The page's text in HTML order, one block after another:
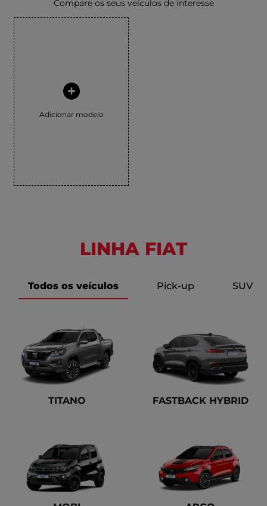
Compare os seus veículos de interesse
Adicionar modelo
LINHA FIAT
Todos os veículos Pick-up SUV
TITANO FASTBACK HYBRID